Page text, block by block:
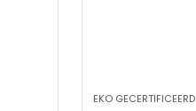
EKO GECERTIFICEERD